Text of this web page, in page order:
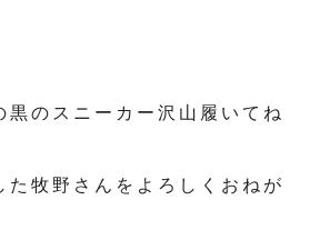
黒のスニーカー沢山履いてね
た牧野さんをよろしくおねが